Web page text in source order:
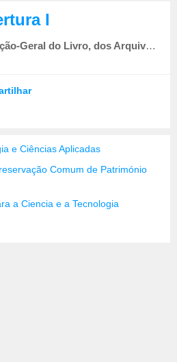
I
Silvestre Lacerda - Direção-Geral do Livro, dos Arquivos e das Bibliotecas
e Ciências Aplicadas
Comum de Património
a Ciencia e a Tecnologia